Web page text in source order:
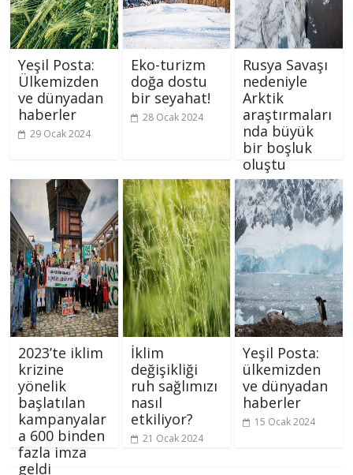
Yeşil Posta:
Ülkemizden
ve dünyadan
haberler
29 Ocak 2024
Eko-turizm
doğa dostu
bir seyahat!
28 Ocak 2024
Rusya Savaşı
nedeniyle
Arktik
araştırmaları
nda büyük
bir boşluk
oluştu
26 Ocak 2024
2023’te iklim
krizine
yönelik
başlatılan
kampanyalar
a 600 binden
fazla imza
geldi
İklim
değişikliği
ruh sağlımızı
nasıl
etkiliyor?
21 Ocak 2024
Yeşil Posta:
ülkemizden
ve dünyadan
haberler
15 Ocak 2024